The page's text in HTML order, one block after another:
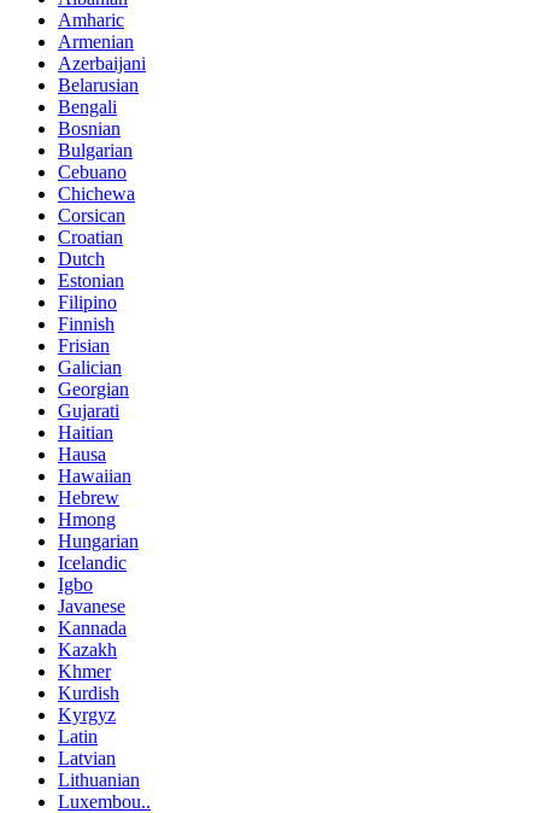
Amharic
Armenian
Azerbaijani
Belarusian
Bengali
Bosnian
Bulgarian
Cebuano
Chichewa
Corsican
Croatian
Dutch
Estonian
Filipino
Finnish
Frisian
Galician
Georgian
Gujarati
Haitian
Hausa
Hawaiian
Hebrew
Hmong
Hungarian
Icelandic
Igbo
Javanese
Kannada
Kazakh
Khmer
Kurdish
Kyrgyz
Latin
Latvian
Lithuanian
Luxembou..